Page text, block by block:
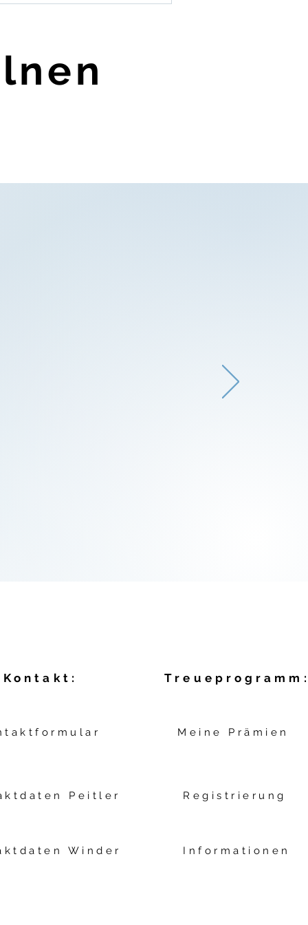
Kontakt:
Peitler
Winder
Meine Prämien
Registrierung
Informationen